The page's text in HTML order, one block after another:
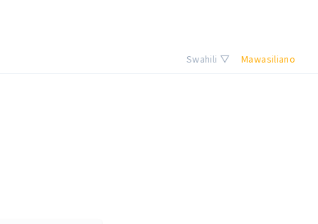
Swahili ▽ Mawasiliano